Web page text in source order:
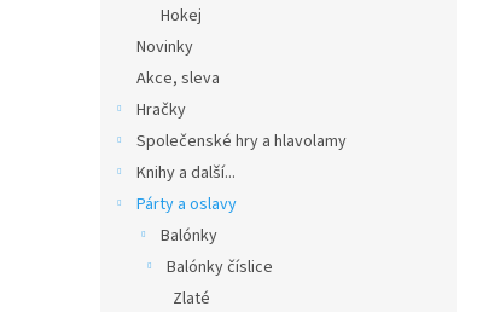
Hokej
Novinky
Akce, sleva
Hračky
Společenské hry a hlavolamy
Knihy a další...
Párty a oslavy
Balónky
Balónky číslice
Zlaté